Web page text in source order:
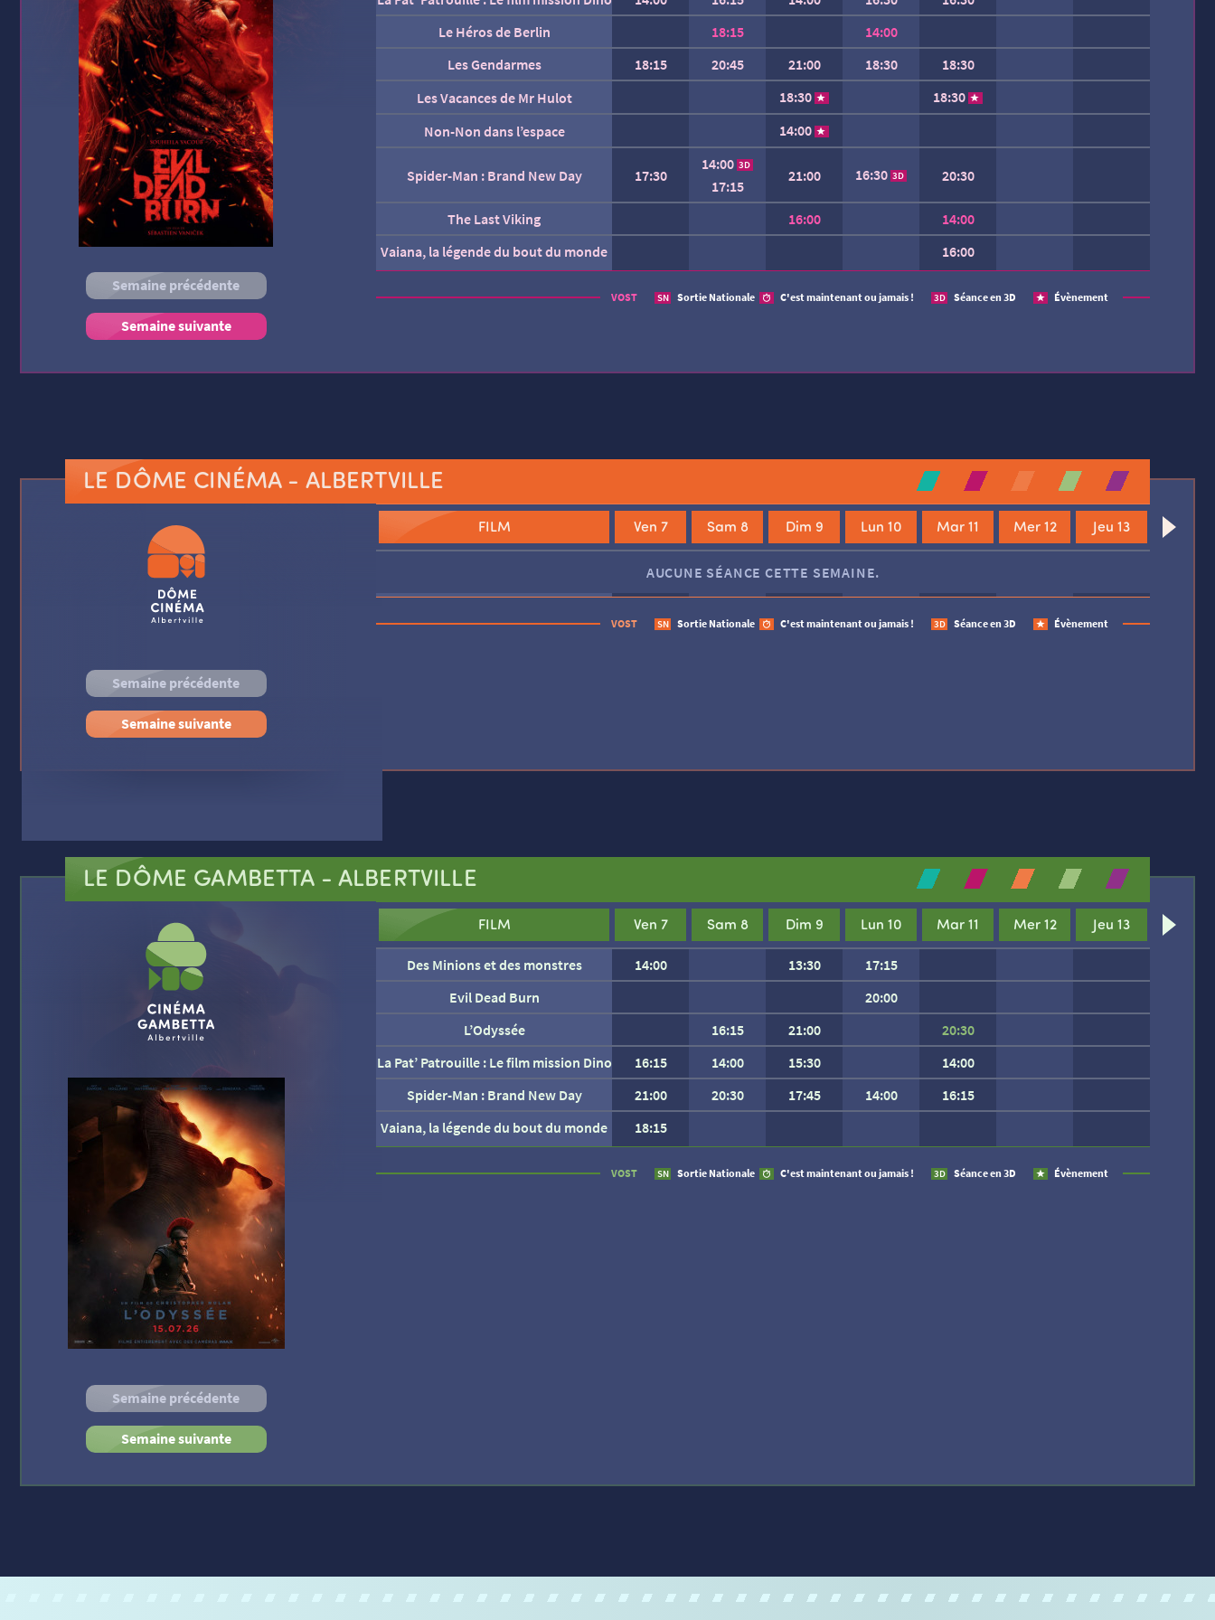
Semaine précédente
Semaine suivante
Le Héros de Berlin
18:15
14:00
Les Gendarmes
18:15 20:45 21:00 18:30
18:30
Les Vacances de Mr Hulot
18:30
18:30
Non-Non dans l’espace
14:00
Spider-Man : Brand New Day 17:30
14:00 3D
17:15
21:00 16:30 3D 20:30
The Last Viking 16:00
14:00
Vaiana, la légende du bout du monde
16:00
AUCUNE SÉANCE CETTE SEMAINE.
VOST SN Sortie Nationale C'est maintenant ou jamais ! 3D Séance en 3D Évènement
LE DÔME CINÉMA- ALBERTVILLE
Semaine précédente
Semaine suivante
FILM Ven 7 Sam 8 Dim 9 Lun 10 Mar 11 Mer 12 Jeu 13
Jim Queen
Le Monde à l’envers
Une affaire turque
AUCUNE SÉANCE CETTE SEMAINE.
VOST SN Sortie Nationale C'est maintenant ou jamais ! 3D Séance en 3D Évènement
LE DÔME GAMBETTA- ALBERTVILLE
Semaine précédente
Semaine suivante
FILM Ven 7 Sam 8 Dim 9 Lun 10 Mar 11 Mer 12 Jeu 13
Des Minions et des monstres 14:00 13:30
17:15
Evil Dead Burn
20:00
L’Odyssée
16:15 21:00
20:30
La Pat’ Patrouille : Le film mission Dino
16:15 14:00 15:30
14:00
Spider-Man : Brand New Day
21:00 20:30 17:45 14:00
16:15
Vaiana, la légende du bout du monde
18:15
AUCUNE SÉANCE CETTE SEMAINE.
VOST SN Sortie Nationale C'est maintenant ou jamais ! 3D Séance en 3D Évènement